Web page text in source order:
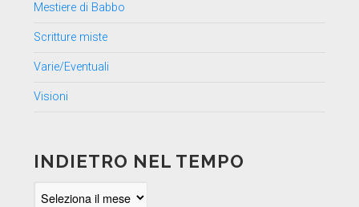
Mestiere di Babbo
Scritture miste
Varie/Eventuali
Visioni
INDIETRO NEL TEMPO